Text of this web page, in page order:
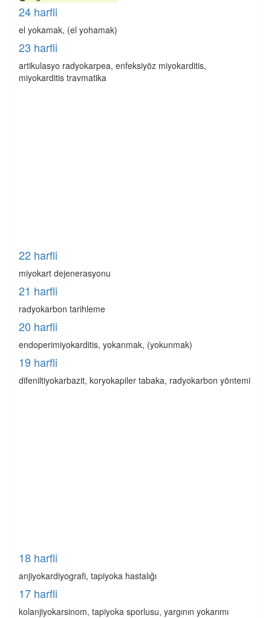
24 harfli
el yokamak, (el yohamak)
23 harfli
artikulasyo radyokarpea, enfeksiyöz miyokarditis,
miyokarditis travmatika
22 harfli
miyokart dejenerasyonu
21 harfli
radyokarbon tarihleme
20 harfli
endoperimiyokarditis, yokanmak, (yokunmak)
19 harfli
difeniltiyokarbazit, koryokapiler tabaka, radyokarbon yöntemi
18 harfli
anjiyokardiyografi, tapiyoka hastalığı
17 harfli
kolanjiyokarsinom, tapiyoka sporlusu, yargının yokarımı